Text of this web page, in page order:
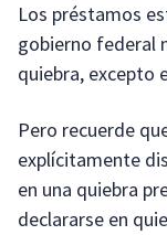
Los préstamos
gobierno federal
quiebra, excepto
Pero recuerde
explícitamente
en una quiebra
declararse en